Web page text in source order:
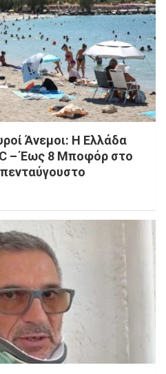
Άνεμοι: Η Ελλάδα
– Έως 8 Μποφόρ στο